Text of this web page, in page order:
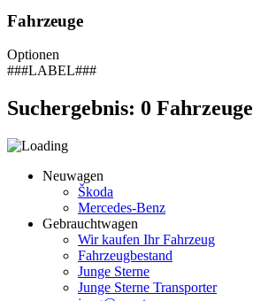
Fahrzeuge
Optionen
###LABEL###
Suchergebnis: 0 Fahrzeuge
Neuwagen
Škoda
Mercedes-Benz
Gebrauchtwagen
Wir kaufen Ihr Fahrzeug
Fahrzeugbestand
Junge Sterne
Junge Sterne Transporter